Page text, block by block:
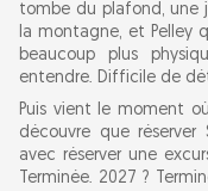
Ce que
Quand la grotte
Aller à Phong
tombe du plafond, une
la montagne, et Pelley
beaucoup plus
entendre. Difficile de
Puis vient le moment
découvre que
avec réserver une
Terminée. 2027 ?